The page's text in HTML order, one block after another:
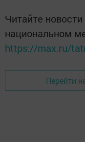
Читайте
национальном
https://max.ru/
Перейти